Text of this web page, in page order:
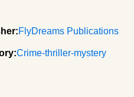
FlyDreams Publications
Crime-thriller-mystery